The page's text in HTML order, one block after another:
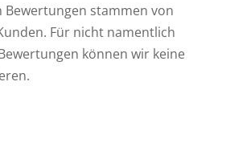
stammen von
Für nicht namentlich
können wir keine